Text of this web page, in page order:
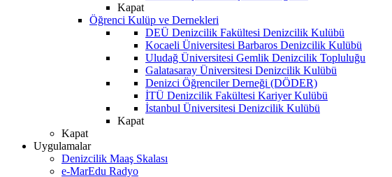
Kapat
Öğrenci Kulüp ve Dernekleri
DEÜ Denizcilik Fakültesi Denizcilik Kulübü
Kocaeli Üniversitesi Barbaros Denizcilik Kulübü
Uludağ Üniversitesi Gemlik Denizcilik Topluluğu
Galatasaray Üniversitesi Denizcilik Kulübü
Denizci Öğrenciler Derneği (DÖDER)
İTÜ Denizcilik Fakültesi Kariyer Kulübü
İstanbul Üniversitesi Denizcilik Kulübü
Kapat
Kapat
Uygulamalar
Denizcilik Maaş Skalası
e-MarEdu Radyo